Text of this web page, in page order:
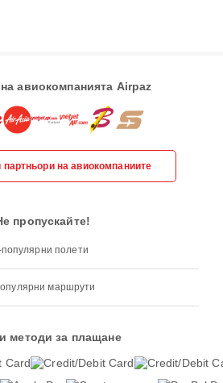
авиокомпанията Airpaz
на авиокомпаниите
пропускайте!
полети
маршрути
методи за плащане